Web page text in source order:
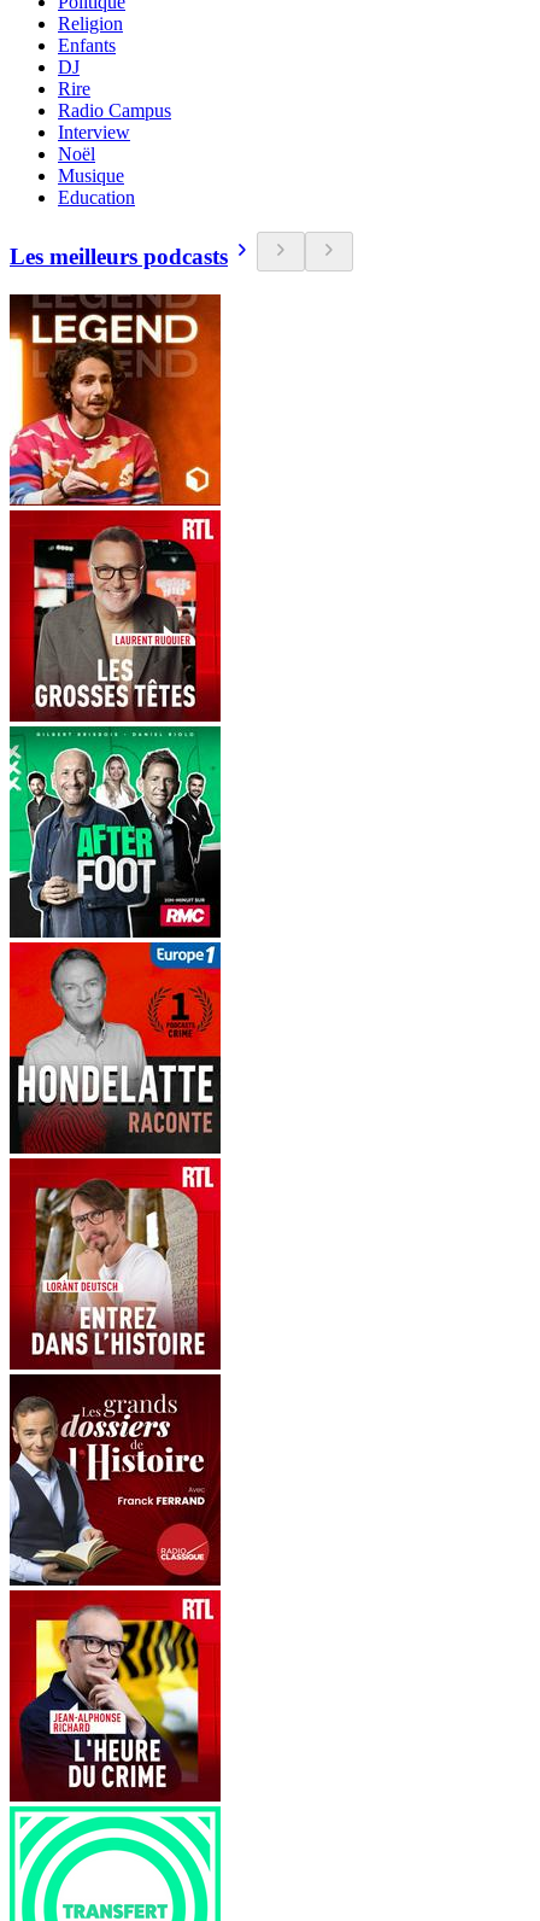
Religion
Enfants
DJ
Rire
Radio Campus
Interview
Noël
Musique
Education
Les meilleurs podcasts